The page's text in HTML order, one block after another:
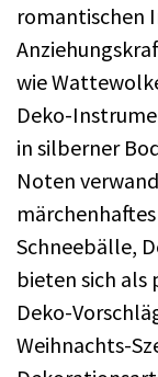
romantischen
wie
Deko-
in silberner
Noten
Schneebälle,
bieten sich
Deko-
Weihnachts-